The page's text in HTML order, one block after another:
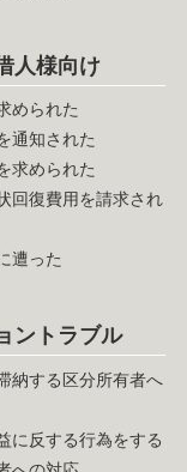
人様向け
められた
通知された
求められた
回復費用を請求され
遭った
ントラブル
納する区分所有者へ
に反する行為をする